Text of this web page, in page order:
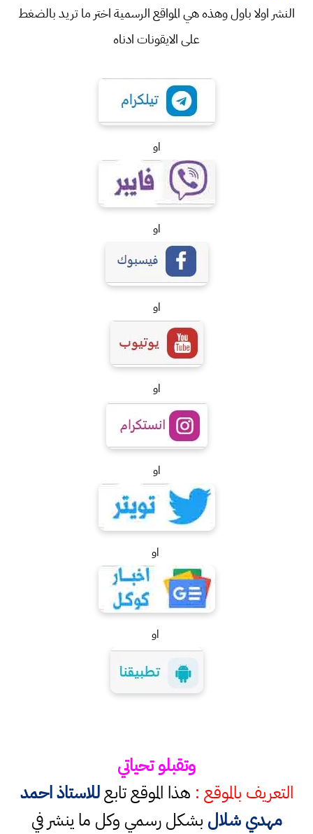
النشر اولا باول وهذه هي المواقع الرسمية اختر ما تريد بالضغط
على الايقونات ادناه
او
او
او
او
او
او
او
وتقبلو تحياتي
التعريف بالموقع : هذا الموقع تابعللاستاذ احمد
مهدي شلال بشكل رسمي وكل ما ينشر في